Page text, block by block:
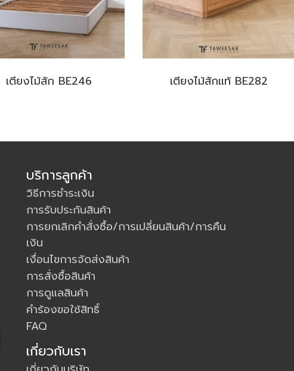
เตียงไม้สัก BE246 เตียงไม้สักแท้ BE282
บริการลูกค้า
วิธีการชำระเงิน
การรับประกันสินค้า
การยกเลิกคำสั่งซื้อ/การเปลี่ยนสินค้า/การคืน
เงิน
เงื่อนไขการจัดส่งสินค้า
การสั่งซื้อสินค้า
การดูแลสินค้า
คำร้องขอใช้สิทธิ์
FAQ
เกี่ยวกับเรา